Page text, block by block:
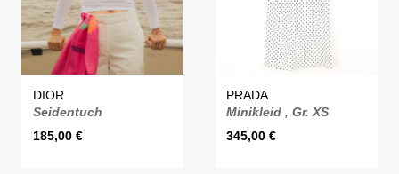
DIOR
Seidentuch
185,00 €
PRADA
Minikleid , Gr. XS
345,00€